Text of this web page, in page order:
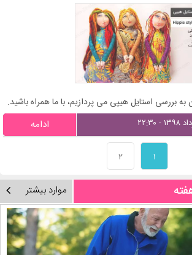
بررسی استایل هیپی می پردازیم، با ما همراه باشید.
ادامه
۱ ۲
موارد بیشتر